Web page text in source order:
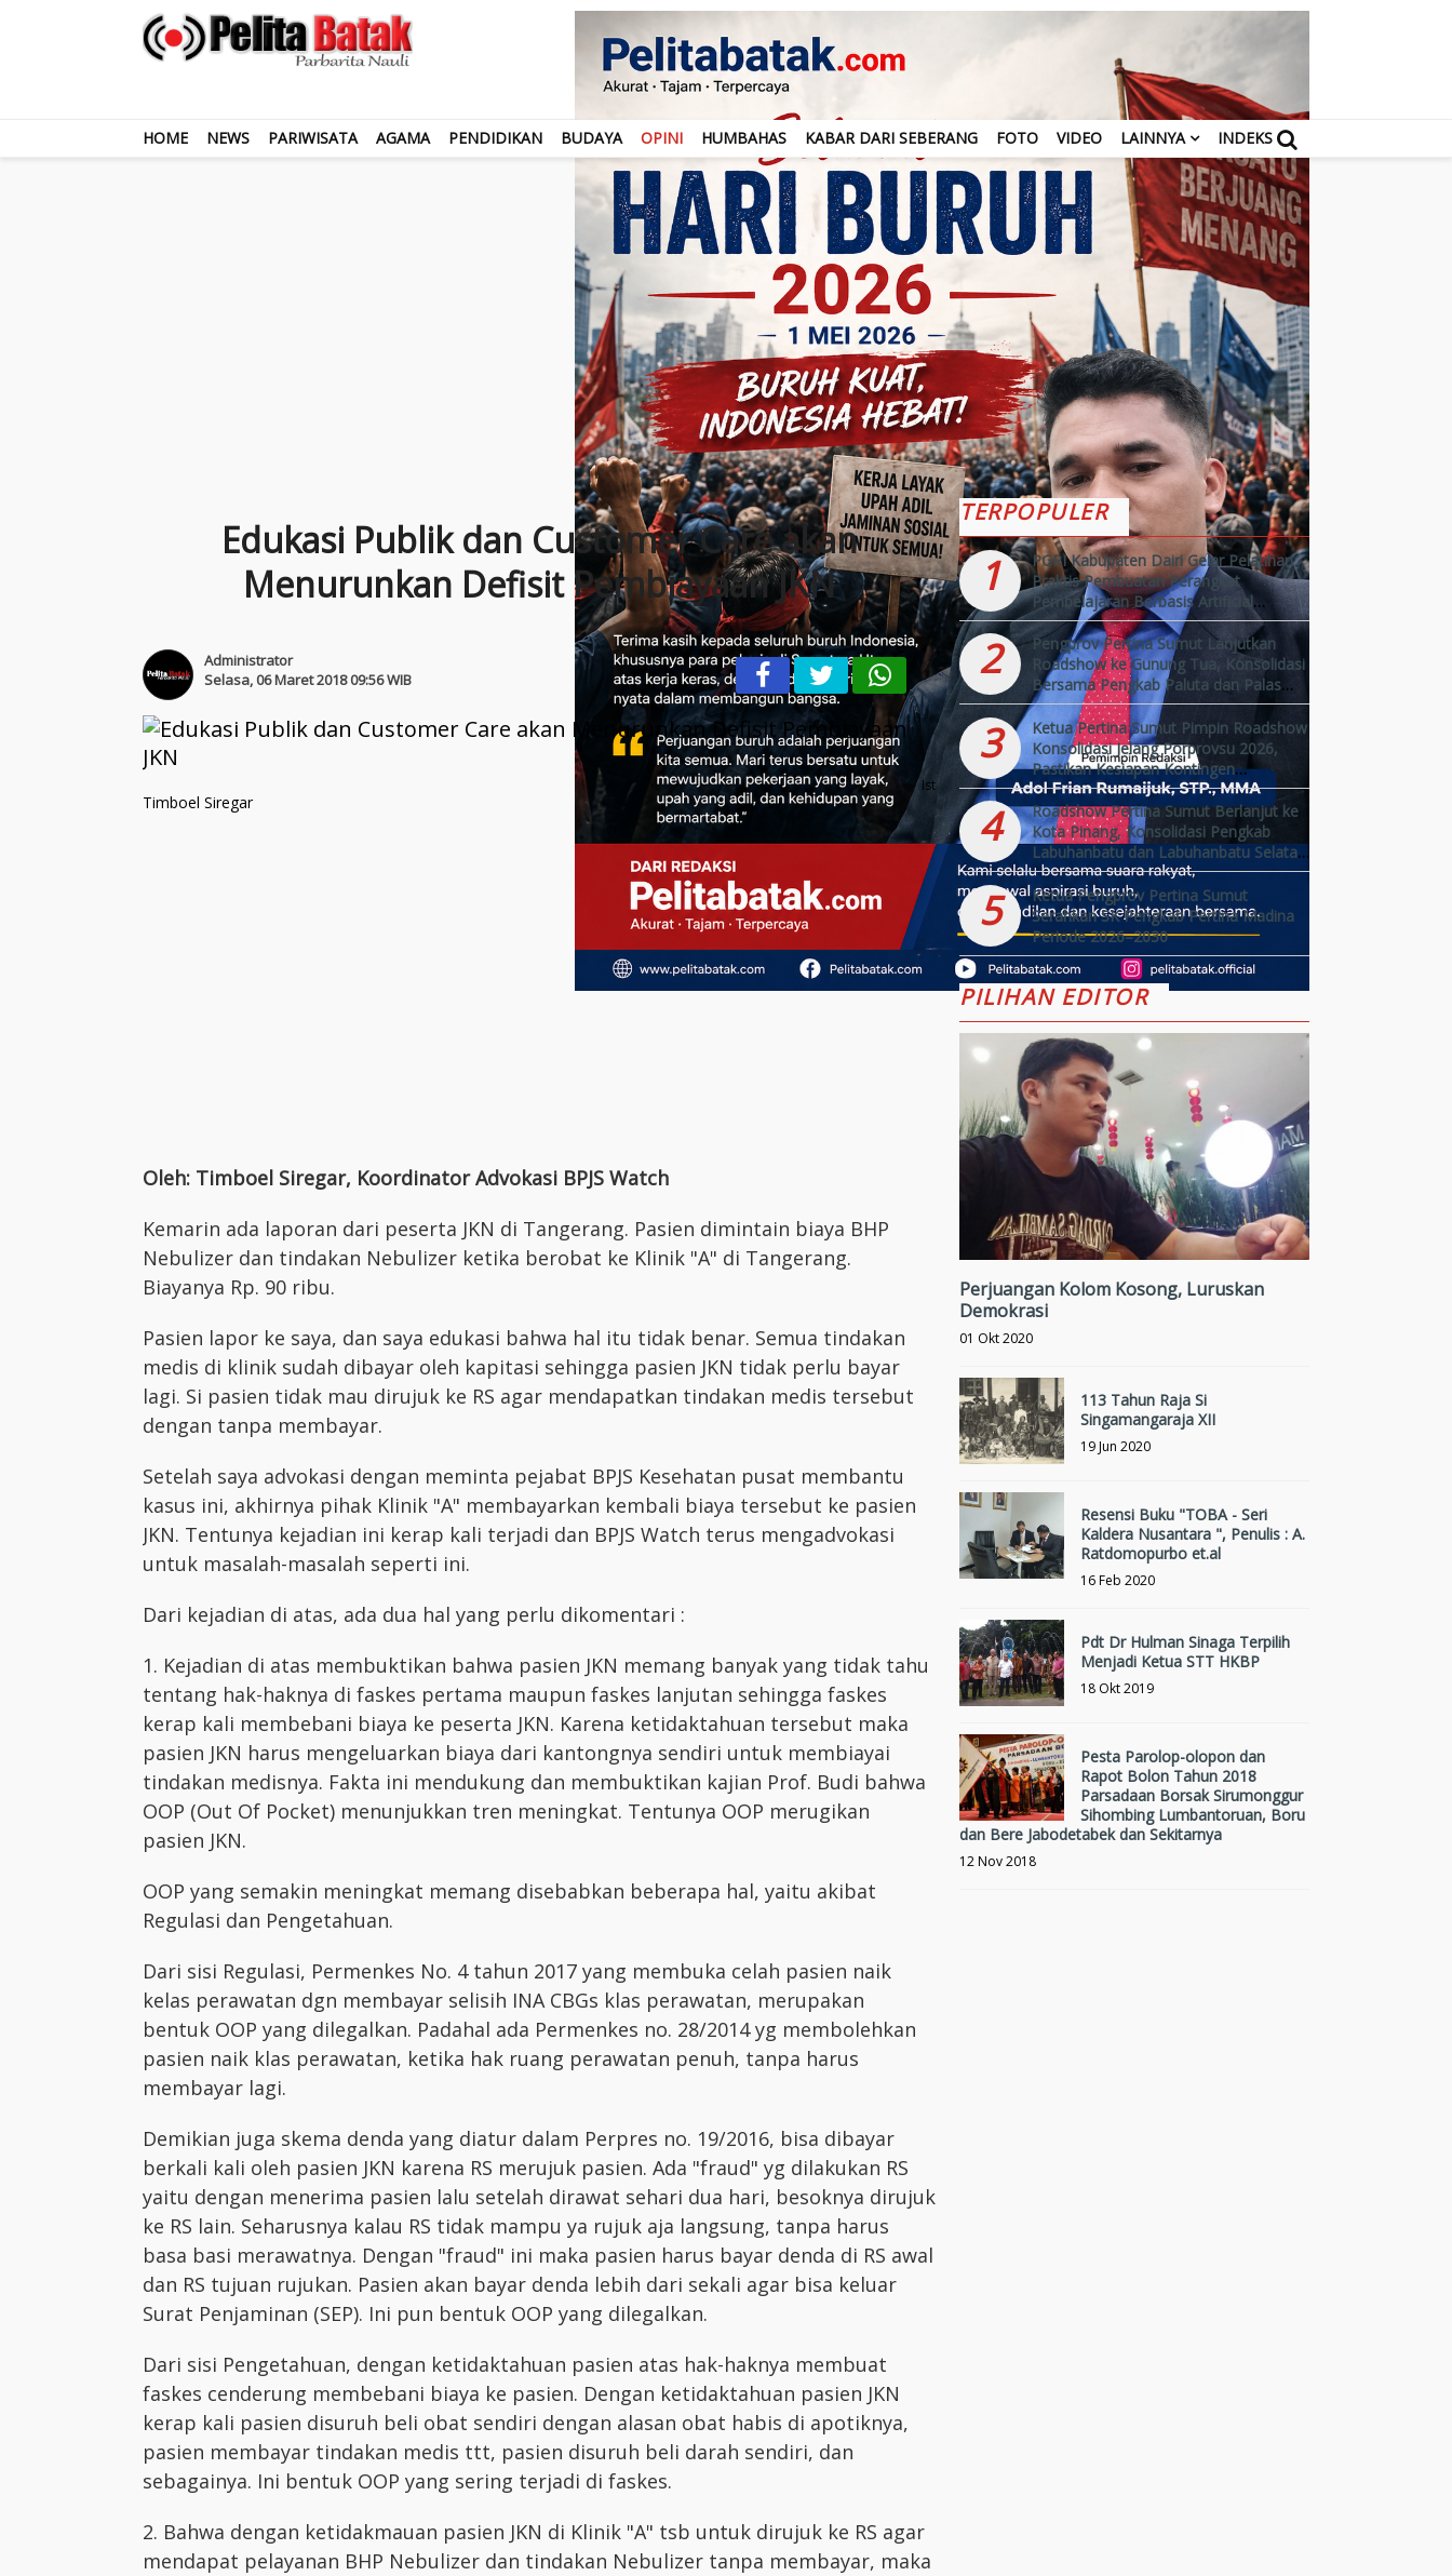
HOME NEWS PARIWISATA AGAMA PENDIDIKAN BUDAYA OPINI HUMBAHAS KABAR DARI SEBERANG FOTO VIDEO LAINNYA INDEKS
Edukasi Publik dan Customer Care akan
Menurunkan Defisit Pembiayaan JKN
Administrator
Selasa, 06 Maret 2018 09:56 WIB
Ist
Timboel Siregar
Oleh: Timboel Siregar, Koordinator Advokasi BPJS Watch
Kemarin ada laporan dari peserta JKN di Tangerang. Pasien dimintain biaya BHP
Nebulizer dan tindakan Nebulizer ketika berobat ke Klinik "A" di Tangerang.
Biayanya Rp. 90 ribu.
Pasien lapor ke saya, dan saya edukasi bahwa hal itu tidak benar. Semua tindakan
medis di klinik sudah dibayar oleh kapitasi sehingga pasien JKN tidak perlu bayar
lagi. Si pasien tidak mau dirujuk ke RS agar mendapatkan tindakan medis tersebut
dengan tanpa membayar.
Setelah saya advokasi dengan meminta pejabat BPJS Kesehatan pusat membantu
kasus ini, akhirnya pihak Klinik "A" membayarkan kembali biaya tersebut ke pasien
JKN. Tentunya kejadian ini kerap kali terjadi dan BPJS Watch terus mengadvokasi
untuk masalah-masalah seperti ini.
Dari kejadian di atas, ada dua hal yang perlu dikomentari :
1. Kejadian di atas membuktikan bahwa pasien JKN memang banyak yang tidak tahu
tentang hak-haknya di faskes pertama maupun faskes lanjutan sehingga faskes
kerap kali membebani biaya ke peserta JKN. Karena ketidaktahuan tersebut maka
pasien JKN harus mengeluarkan biaya dari kantongnya sendiri untuk membiayai
tindakan medisnya. Fakta ini mendukung dan membuktikan kajian Prof. Budi bahwa
OOP (Out Of Pocket) menunjukkan tren meningkat. Tentunya OOP merugikan
pasien JKN.
OOP yang semakin meningkat memang disebabkan beberapa hal, yaitu akibat
Regulasi dan Pengetahuan.
Dari sisi Regulasi, Permenkes No. 4 tahun 2017 yang membuka celah pasien naik
kelas perawatan dgn membayar selisih INA CBGs klas perawatan, merupakan
bentuk OOP yang dilegalkan. Padahal ada Permenkes no. 28/2014 yg membolehkan
pasien naik klas perawatan, ketika hak ruang perawatan penuh, tanpa harus
membayar lagi.
Demikian juga skema denda yang diatur dalam Perpres no. 19/2016, bisa dibayar
berkali kali oleh pasien JKN karena RS merujuk pasien. Ada "fraud" yg dilakukan RS
yaitu dengan menerima pasien lalu setelah dirawat sehari dua hari, besoknya dirujuk
ke RS lain. Seharusnya kalau RS tidak mampu ya rujuk aja langsung, tanpa harus
basa basi merawatnya. Dengan "fraud" ini maka pasien harus bayar denda di RS awal
dan RS tujuan rujukan. Pasien akan bayar denda lebih dari sekali agar bisa keluar
Surat Penjaminan (SEP). Ini pun bentuk OOP yang dilegalkan.
Dari sisi Pengetahuan, dengan ketidaktahuan pasien atas hak-haknya membuat
faskes cenderung membebani biaya ke pasien. Dengan ketidaktahuan pasien JKN
kerap kali pasien disuruh beli obat sendiri dengan alasan obat habis di apotiknya,
pasien membayar tindakan medis ttt, pasien disuruh beli darah sendiri, dan
sebagainya. Ini bentuk OOP yang sering terjadi di faskes.
2. Bahwa dengan ketidakmauan pasien JKN di Klinik "A" tsb untuk dirujuk ke RS agar
mendapat pelayanan BHP Nebulizer dan tindakan Nebulizer tanpa membayar, maka
TERPOPULER
1
PGRI Kabupaten Dairi Gelar Pelatihan
Praktis Pembuatan Perangkat
Pembelajaran Berbasis Artificial
Intelligence (AI)
2
Pengprov Pertina Sumut Lanjutkan
Roadshow ke Gunung Tua, Konsolidasi
Bersama Pengkab Paluta dan Palas
Jelang Porprovsu 2026
3
Ketua Pertina Sumut Pimpin Roadshow
Konsolidasi Jelang Porprovsu 2026,
Pastikan Kesiapan Kontingen
Kabupaten/Kota
4
Roadshow Pertina Sumut Berlanjut ke
Kota Pinang, Konsolidasi Pengkab
Labuhanbatu dan Labuhanbatu Selatan
Jelang Porprovsu 2026
5
Ketua Pengprov Pertina Sumut
Serahkan SK Pengkab Pertina Madina
Periode 2026–2030
PILIHAN EDITOR
Perjuangan Kolom Kosong, Luruskan
Demokrasi
01 Okt 2020
113 Tahun Raja Si
Singamangaraja XII
19 Jun 2020
Resensi Buku "TOBA - Seri
Kaldera Nusantara ", Penulis : A.
Ratdomopurbo et.al
16 Feb 2020
Pdt Dr Hulman Sinaga Terpilih
Menjadi Ketua STT HKBP
18 Okt 2019
Pesta Parolop-olopon dan
Rapot Bolon Tahun 2018
Parsadaan Borsak Sirumonggur
Sihombing Lumbantoruan, Boru
dan Bere Jabodetabek dan Sekitarnya
12 Nov 2018